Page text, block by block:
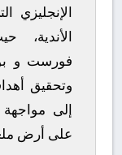
الإنجليزي
فورست و
وتحقيق
إلى مواجهة
على أرض